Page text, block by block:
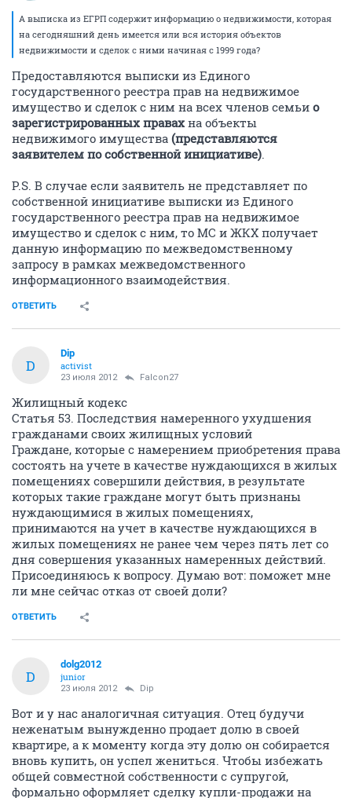
А выписка из ЕГРП содержит информацию о недвижимости, которая
на сегодняшний день имеется или вся история объектов
недвижимости и сделок с ними начиная с 1999 года?
Предоставляются выписки из Единого
государственного реестра прав на недвижимое
имущество и сделок с ним на всех членов семьи о
зарегистрированных правах на объекты
недвижимого имущества (представляются
заявителем по собственной инициативе).
P.S. В случае если заявитель не представляет по
собственной инициативе выписки из Единого
государственного реестра прав на недвижимое
имущество и сделок с ним, то МС и ЖКХ получает
данную информацию по межведомственному
запросу в рамках межведомственного
информационного взаимодействия.
ОТВЕТИТЬ
D
Dip
activist
23 июля 2012 Falcon27
Жилищный кодекс
Статья 53. Последствия намеренного ухудшения
гражданами своих жилищных условий
Граждане, которые с намерением приобретения права
состоять на учете в качестве нуждающихся в жилых
помещениях совершили действия, в результате
которых такие граждане могут быть признаны
нуждающимися в жилых помещениях,
принимаются на учет в качестве нуждающихся в
жилых помещениях не ранее чем через пять лет со
дня совершения указанных намеренных действий.
Присоединяюсь к вопросу. Думаю вот: поможет мне
ли мне сейчас отказ от своей доли?
ОТВЕТИТЬ
D
dolg2012
junior
23 июля 2012 Dip
Вот и у нас аналогичная ситуация. Отец будучи
неженатым вынужденно продает долю в своей
квартире, а к моменту когда эту долю он собирается
вновь купить, он успел жениться. Чтобы избежать
общей совместной собственности с супругой,
формально оформляет сделку купли-продажи на